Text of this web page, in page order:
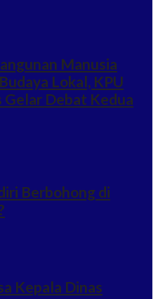
Manusia
Lokal, KPU
Gelar Debat Kedua
Berbohong di
Kepala Dinas